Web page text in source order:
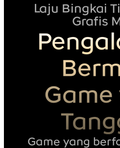
Laju Bingkai
Grafis
Game
Game yang